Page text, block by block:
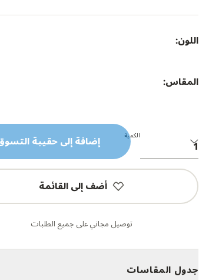
اللون:
المقاس:
الكمية إضافة إلى حقيبة
أضف إلى القائمة
توصيل مجاني على جميع الطلبات
جدول المقاسات